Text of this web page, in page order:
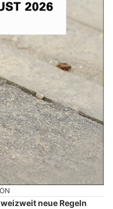
neue Regeln